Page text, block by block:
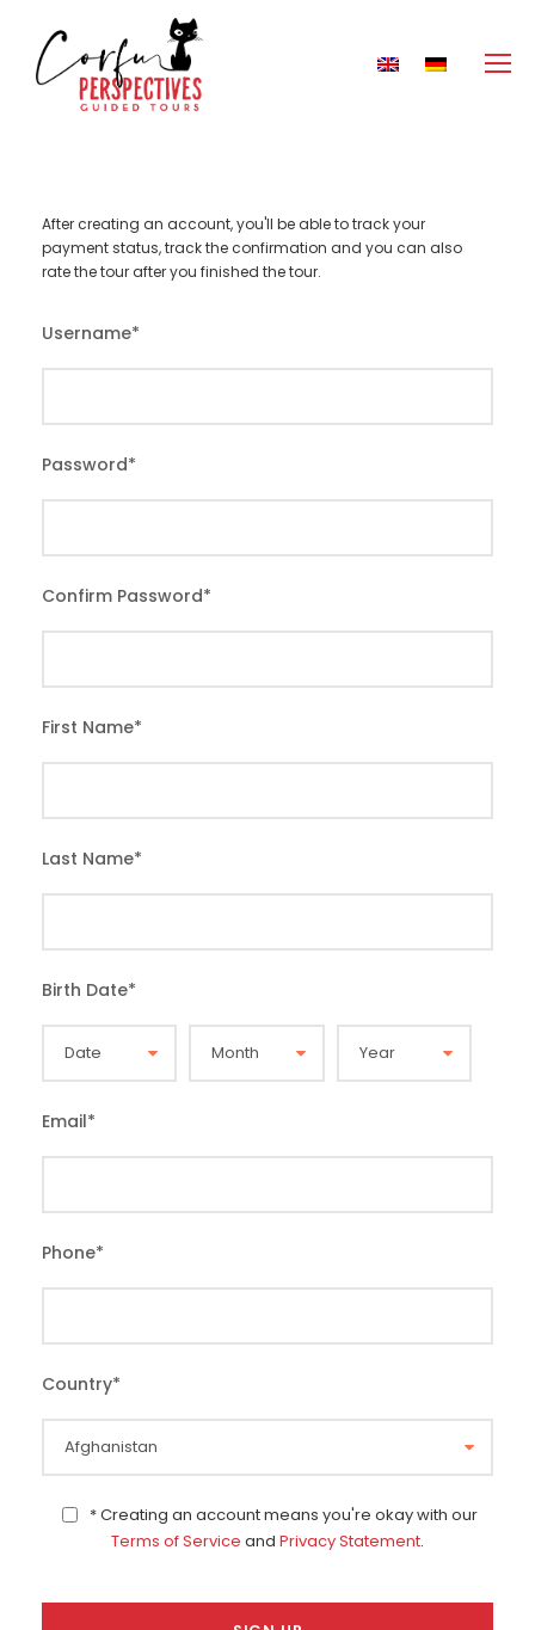
After creating an account, you'll be able to track your
payment status, track the confirmation and you can also
rate the tour after you finished the tour.
Username*
Password*
Confirm Password*
First Name*
Last Name*
Birth Date*
Email*
Phone*
Country*
* Creating an account means you're okay with our
Terms of Service and Privacy Statement.